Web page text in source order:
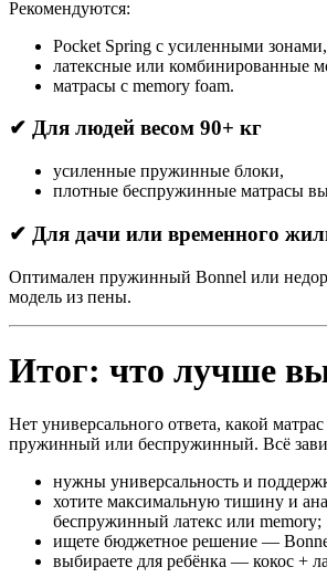
Рекомендуются:
Pocket Spring с усиленными зонами,
латексные или комбинированные
матрасы с memory foam.
✔ Для людей весом 90+ кг
усиленные пружинные блоки,
плотные беспружинные матрасы
✔ Для дачи или временного
Оптимален пружинный Bonnel или
модель из пены.
Итог: что лучше
Нет универсального ответа, какой
пружинный или беспружинный. Всё
нужны универсальность и
хотите максимальную тишину и
беспружинный латекс или memory;
ищете бюджетное решение —
выбираете для ребёнка — кокос +